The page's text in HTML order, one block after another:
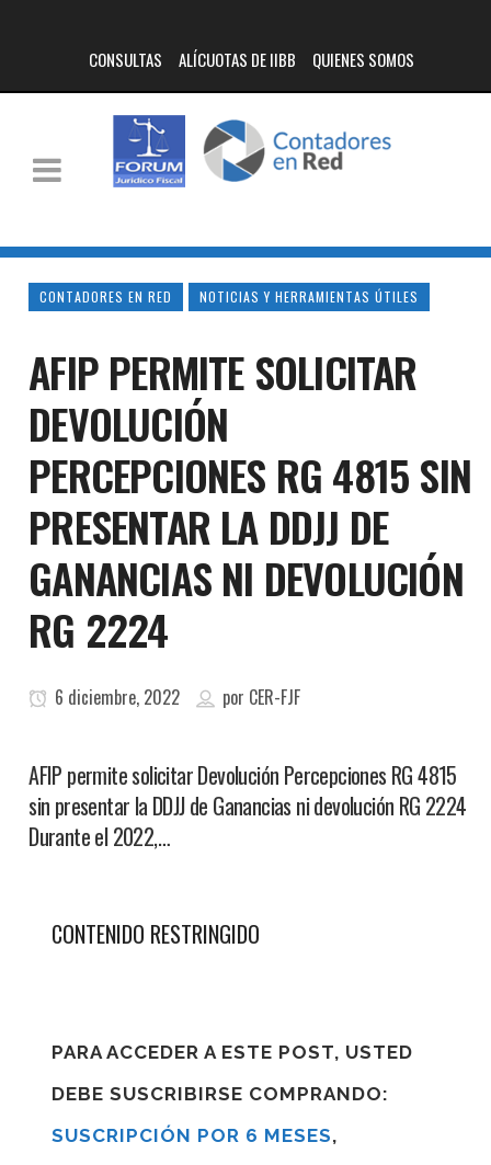
CONSULTAS ALÍCUOTAS DE IIBB QUIENES SOMOS
CONTADORES EN RED NOTICIAS Y HERRAMIENTAS ÚTILES
AFIP PERMITE SOLICITAR
DEVOLUCIÓN
PERCEPCIONES RG 4815 SIN
PRESENTAR LA DDJJ DE
GANANCIAS NI DEVOLUCIÓN
RG 2224
6 diciembre, 2022 por CER-FJF
AFIP permite solicitar Devolución Percepciones RG 4815
sin presentar la DDJJ de Ganancias ni devolución RG 2224
Durante el 2022,…
CONTENIDO RESTRINGIDO
PARA ACCEDER A ESTE POST, USTED
DEBE SUSCRIBIRSE COMPRANDO:
SUSCRIPCIÓN POR 6 MESES,